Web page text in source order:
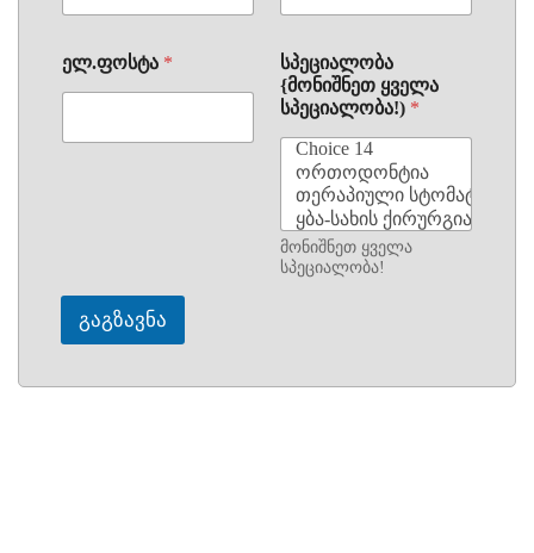
ელ.ფოსტა *
სპეციალობა
{მონიშნეთ ყველა
სპეციალობა!) *
მონიშნეთ ყველა
სპეციალობა!
გაგზავნა